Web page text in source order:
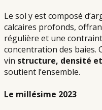
Le sol y est composé
calcaires profonds,
régulière et une
concentration des baies.
vin structure, densité
soutient l’ensemble.
Le millésime 2023